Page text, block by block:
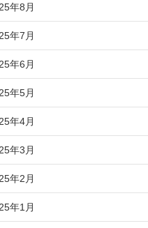
年8月
年7月
年6月
年5月
年4月
年3月
年2月
年1月